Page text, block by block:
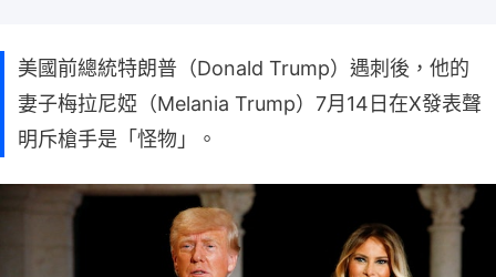
美國前總統特朗普（Donald Trump）遇刺後，他的
妻子梅拉尼婭（Melania Trump）7月14日在X發表聲
明斥槍手是「怪物」。